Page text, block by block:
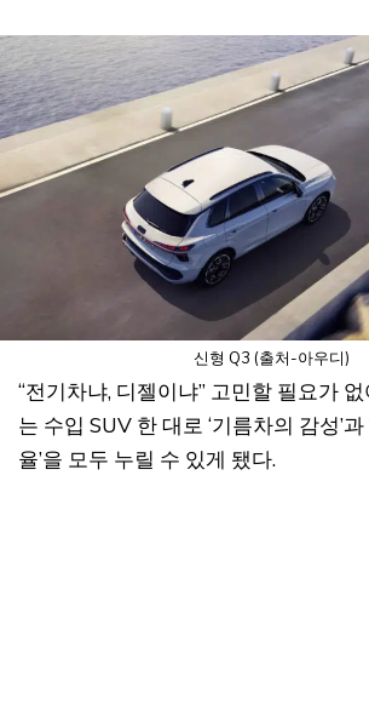
신형 Q3 (출처-아우디)
“전기차냐, 디젤이냐” 고민할 필요가
는 수입 SUV 한 대로 ‘기름차의 감성’과
율’을 모두 누릴 수 있게 됐다.